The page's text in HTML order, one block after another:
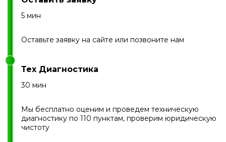
5 мин
Оставьте заявку на сайте или позвоните нам
Тех Диагностика
30 мин
Мы бесплатно оценим и проведем техническую
диагностику по 110 пунктам, проверим юридическую
чистоту